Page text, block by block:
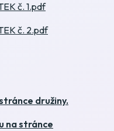
č. 1.pdf
č. 2.pdf
družiny.
na stránce